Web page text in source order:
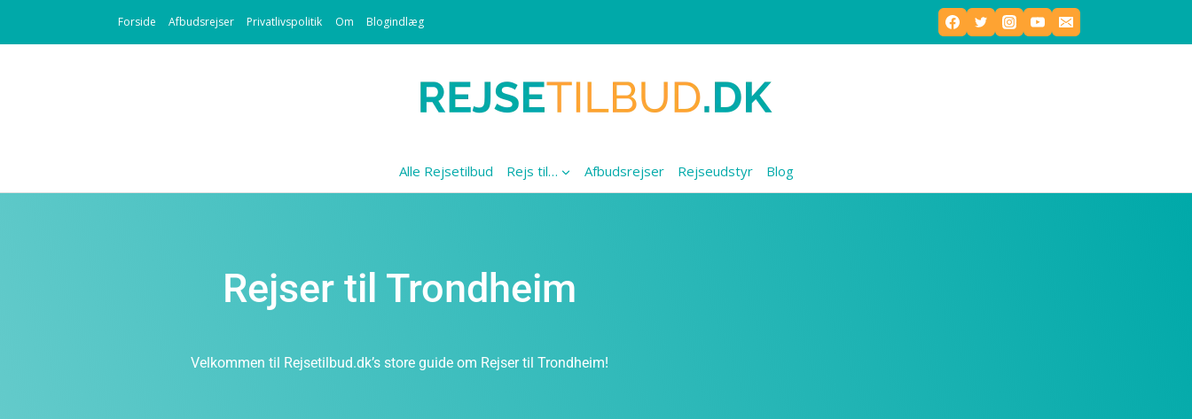
Forside Afbudsrejser Privatlivspolitik Om Blogindlæg
Alle Rejsetilbud Rejs til… Afbudsrejser Rejseudstyr Blog
Rejser til Trondheim
Velkommen til Rejsetilbud.dk’s store guide om Rejser til Trondheim!